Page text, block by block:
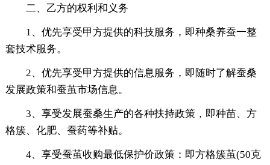
二、乙方的权利和义务
1、优先享受甲方提供的科技服务，即种桑养蚕一整
套技术服务。
2、优先享受甲方提供的信息服务，即随时了解蚕桑
发展政策和蚕茧市场信息。
3、享受发展蚕桑生产的各种扶持政策，即种苗、方
格簇、化肥、蚕药等补贴。
4、享受蚕茧收购最低保护价政策：即方格簇茧(50克